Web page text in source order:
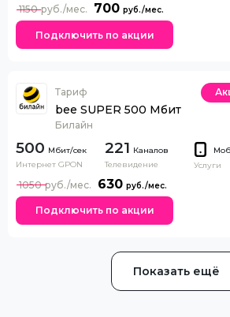
700
1150
Подключить по акции
Тариф
bee SUPER 500 Мбит
Билайн
500
Интернет GPON
221 Каналов
Телевидение
Услуги
630
1050
Подключить по акции
Показать ещё